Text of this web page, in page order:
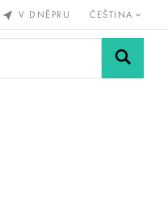
V DNĚPRU ČEŠTINA
Sítě a